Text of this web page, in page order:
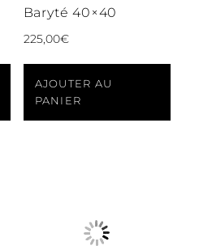
Baryté 40×40
225,00€
AJOUTER AU
PANIER